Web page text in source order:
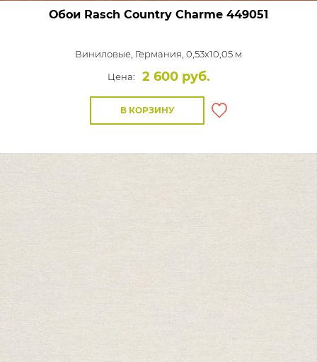
Обои Rasch Country Charme 449051
Виниловые, Германия, 0,53x10,05 м
Цена:
2 600 руб.
В КОРЗИНУ